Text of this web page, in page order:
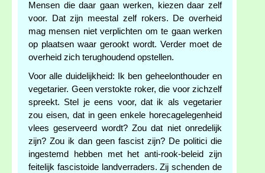
Mensen die daar gaan werken, kiezen daar zelf
voor. Dat zijn meestal zelf rokers. De overheid
mag mensen niet verplichten om te gaan werken
op plaatsen waar gerookt wordt. Verder moet de
overheid zich terughoudend opstellen.
Voor alle duidelijkheid: Ik ben geheelonthouder en
vegetarier. Geen verstokte roker, die voor zichzelf
spreekt. Stel je eens voor, dat ik als vegetarier
zou eisen, dat in geen enkele horecagelegenheid
vlees geserveerd wordt? Zou dat niet onredelijk
zijn? Zou ik dan geen fascist zijn? De politici die
ingestemd hebben met het anti-rook-beleid zijn
feitelijk fascistoide landverraders. Zij schenden de